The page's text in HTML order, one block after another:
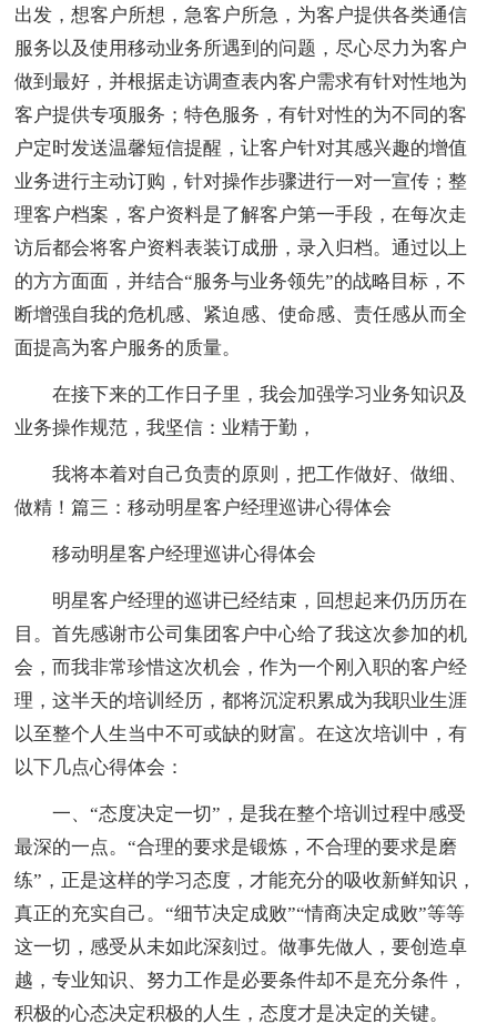
出发，想客户所想，急客户所急，为客户提供各类通信
服务以及使用移动业务所遇到的问题，尽心尽力为客户
做到最好，并根据走访调查表内客户需求有针对性地为
客户提供专项服务；特色服务，有针对性的为不同的客
户定时发送温馨短信提醒，让客户针对其感兴趣的增值
业务进行主动订购，针对操作步骤进行一对一宣传；整
理客户档案，客户资料是了解客户第一手段，在每次走
访后都会将客户资料表装订成册，录入归档。通过以上
的方方面面，并结合“服务与业务领先”的战略目标，不
断增强自我的危机感、紧迫感、使命感、责任感从而全
面提高为客户服务的质量。
在接下来的工作日子里，我会加强学习业务知识及
业务操作规范，我坚信：业精于勤，
我将本着对自己负责的原则，把工作做好、做细、
做精！篇三：移动明星客户经理巡讲心得体会
移动明星客户经理巡讲心得体会
明星客户经理的巡讲已经结束，回想起来仍历历在
目。首先感谢市公司集团客户中心给了我这次参加的机
会，而我非常珍惜这次机会，作为一个刚入职的客户经
理，这半天的培训经历，都将沉淀积累成为我职业生涯
以至整个人生当中不可或缺的财富。在这次培训中，有
以下几点心得体会：
一、“态度决定一切”，是我在整个培训过程中感受
最深的一点。“合理的要求是锻炼，不合理的要求是磨
练”，正是这样的学习态度，才能充分的吸收新鲜知识，
真正的充实自己。“细节决定成败”“情商决定成败”等等
这一切，感受从未如此深刻过。做事先做人，要创造卓
越，专业知识、努力工作是必要条件却不是充分条件，
积极的心态决定积极的人生，态度才是决定的关键。